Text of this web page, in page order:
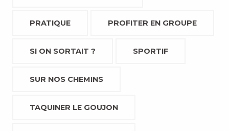
PRATIQUE PROFITER EN GROUPE
SI ON SORTAIT ? SPORTIF
SUR NOS CHEMINS
TAQUINER LE GOUJON